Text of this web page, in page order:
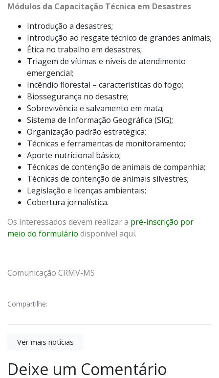
Módulos da Capacitação Técnica em Desastres
Introdução a desastres;
Introdução ao resgate técnico de grandes animais;
Ética no trabalho em desastres;
Triagem de vítimas e níveis de atendimento
emergencial;
Incêndio florestal – características do fogo;
Biossegurança no desastre;
Sobrevivência e salvamento em mata;
Sistema de Informação Geográfica (SIG);
Organização padrão estratégica;
Técnicas e ferramentas de monitoramento;
Aporte nutricional básico;
Técnicas de contenção de animais de companhia;
Técnicas de contenção de animais silvestres;
Legislação e licenças ambientais;
Cobertura jornalística.
Os interessados devem realizar a pré-inscrição por
meio do formulário disponível aqui.
Comunicação CRMV-MS
Compartilhe:
Ver mais notícias
Deixe um Comentário